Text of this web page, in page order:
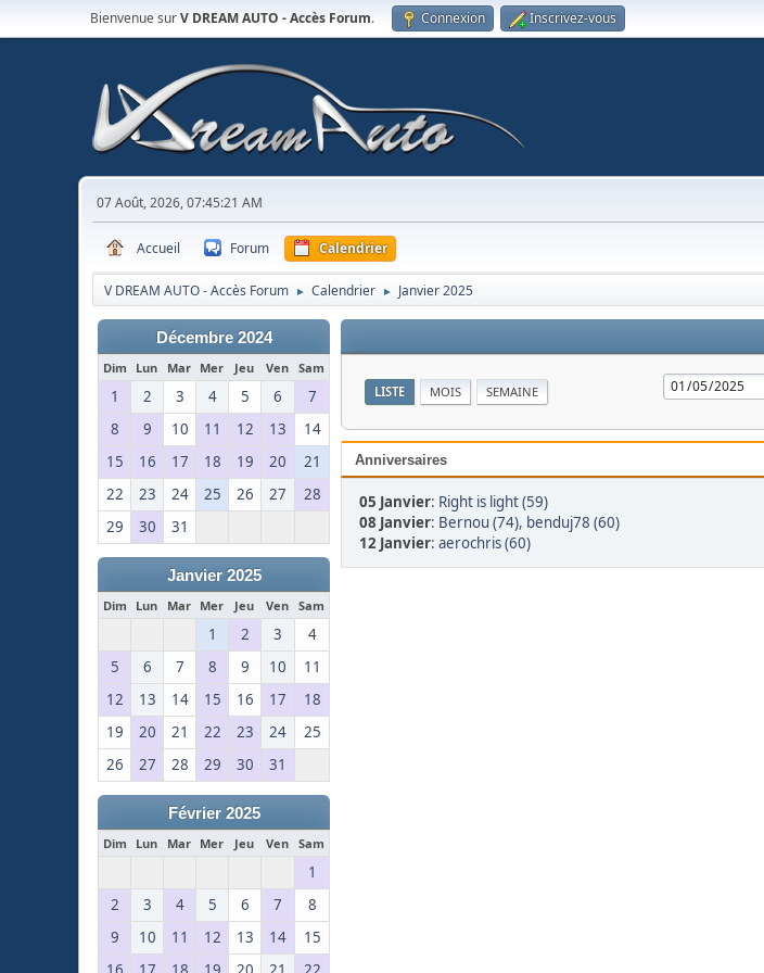
Bienvenue surV DREAM AUTO - Accès Forum. Connexion Inscrivez-vous
07 Août, 2026, 07:45:21 AM
Accueil Forum Calendrier
V DREAM AUTO - Accès Forum ► Calendrier ► Janvier 2025
Décembre 2024
Dim Lun Mar Mer Jeu Ven Sam
1 2 3 4 5 6
7
8
9 10 11 12 13
14
15
16 17 18 19 20
21
22
23 24 25 26 27
28
29
30 31
Janvier 2025
Dim Lun Mar Mer Jeu Ven Sam
1 2 3
4
5
6 7 8 9 10
11
12
13 14 15 16 17
18
19
20 21 22 23 24
25
26
27 28 29 30 31
Février 2025
Dim Lun Mar Mer Jeu Ven Sam
1
2
3 4 5 6 7
8
9
10 11 12 13 14
15
LISTE MOIS SEMAINE
Anniversaires
05 Janvier: Right is light (59)
08 Janvier: Bernou (74), benduj78 (60)
12 Janvier: aerochris (60)